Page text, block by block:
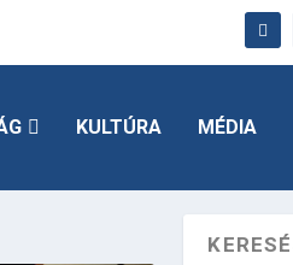
KULTÚRA MÉDIA